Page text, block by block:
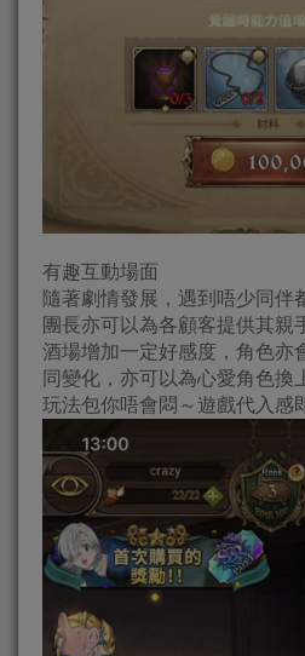
有趣互動場面
隨著劇情發展，遇到唔少同伴
團長亦可以為各顧客提供其親
酒場增加一定好感度，角色亦
同變化，亦可以為心愛角色換
玩法包你唔會悶～遊戲代入感